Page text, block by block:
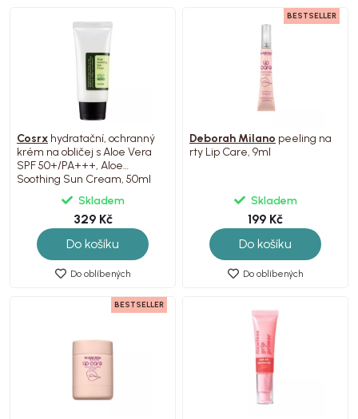
Cosrx hydratační, ochranný
krém na obličej s Aloe Vera
SPF 50+/PA+++, Aloe
Soothing Sun Cream, 50ml
Skladem
329 Kč
Do košíku
Do oblíbených
BESTSELLER
Deborah Milano peeling na
rty Lip Care, 9ml
Skladem
199 Kč
Do košíku
Do oblíbených
BESTSELLER